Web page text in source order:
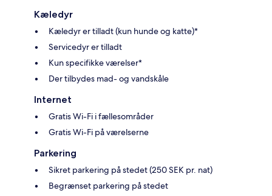
Kæledyr
Kæledyr er tilladt (kun hunde og katte)*
Servicedyr er tilladt
Kun specifikke værelser*
Der tilbydes mad- og vandskåle
Internet
Gratis Wi-Fi i fællesområder
Gratis Wi-Fi på værelserne
Parkering
Sikret parkering på stedet (250 SEK pr. nat)
Begrænset parkering på stedet